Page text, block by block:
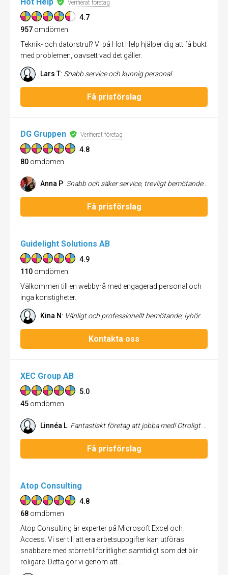
Verifierat företag
4.7
957 omdömen
Teknik- och datorstrul? Vi på Hot Help hjälper dig att få bukt
med problemen, oavsett vad det gäller.
Lars T: Snabb service och kunnig personal.
Få prisförslag
DG Gruppen Verifierat företag
4.8
80 omdömen
Anna P: Snabb och säker service, trevligt bemötande, rekommenderas!
Få prisförslag
Guidelight Solutions AB
4.9
110 omdömen
Välkommen till en webbyrå med engagerad personal och
inga konstigheter.
Kina N: Vänligt och professionellt bemötande, lyhördhet för våra behov. Guidelight levde upp till våra förväntningar och utlovad leverans. Hjälpte oss med vår hemsida. Jan rekommenderas!
Kontakta oss
XEC Group AB
5.0
45 omdömen
Linnéa L: Fantastiskt företag att jobba med! Otroligt professionella och service minded! Ger raka och ärliga svar, gör allt för att hjälpa till och hitta de bästa lösningarna för oss. Allt görs på ett trevlig sätt, med extremt hög servicenivå och alltid med ett leende. Har varit en öppen och ärlig dialog från dag ett vilket jag värdesätter väldigt högt! Vi är extremt nöjda med alla delar vi har via XEC Group och jag kan utan tvivel rekommendera dem till andra!
Få prisförslag
Atop Consulting
4.8
68 omdömen
Atop Consulting är experter på Microsoft Excel och
Access. Vi ser till att era arbetsuppgifter kan utföras
snabbare med större tillförlitlighet samtidigt som det blir
roligare. Detta gör vi genom att ...